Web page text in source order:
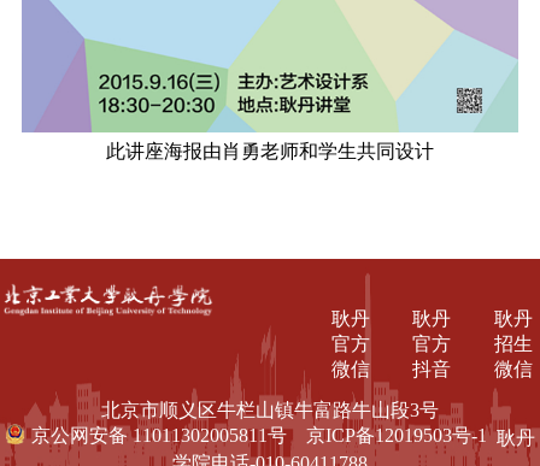
此讲座海报由肖勇老师和学生共同设计
耿丹
招生
微信
耿丹
官方
抖音
耿丹
官方
微信
北京市顺义区牛栏山镇牛富路牛山段3号
京公网安备 11011302005811号
京ICP备12019503号-1耿丹